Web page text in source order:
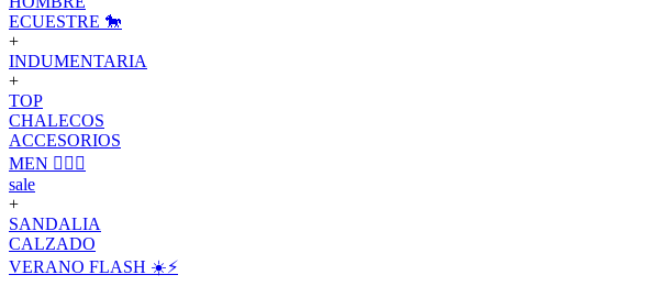
ECUESTRE 🐎
+
INDUMENTARIA
+
TOP
CHALECOS
ACCESORIOS
MEN 🙋🏽‍♂️
sale
+
SANDALIA
CALZADO
VERANO FLASH ☀️⚡️